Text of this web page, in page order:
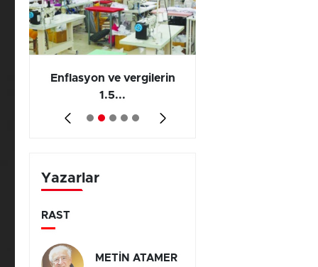
Enflasyon ve vergilerin
1.5...
Yazarlar
RAST
METİN ATAMER